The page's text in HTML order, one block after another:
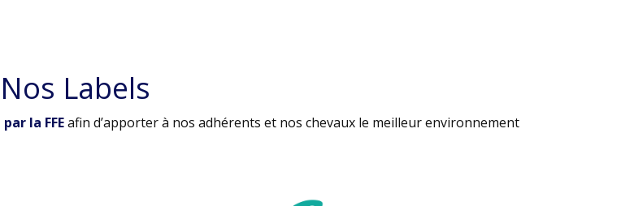
Nos Labels
la FFEafin d’apporter à nos adhérents et nos chevaux le meilleur environnement